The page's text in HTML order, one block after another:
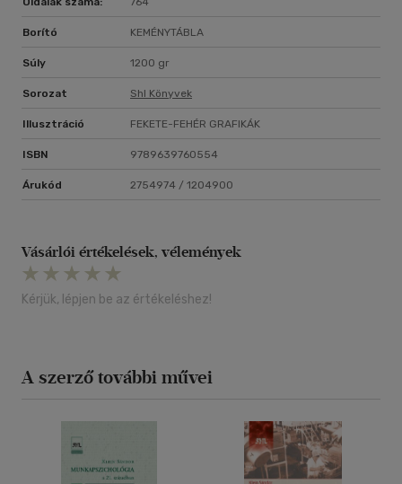
Borító KEMÉNYTÁBLA
Súly 1200 gr
Sorozat Shl Könyvek
Illusztráció FEKETE-FEHÉR GRAFIKÁK
ISBN 9789639760554
Árukód 2754974 / 1204900
Vásárlói értékelések, vélemények
Kérjük, lépjen be az értékeléshez!
A szerző további művei